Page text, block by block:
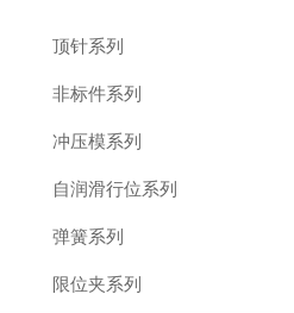
顶针系列
非标件系列
冲压模系列
自润滑行位系列
弹簧系列
限位夹系列